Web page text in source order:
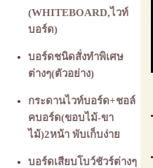
(WHITEBOARD,ไวท์
บอร์ด)
บอร์ดชนิดสั่งทำพิเศษ
ต่างๆ(ตัวอย่าง)
กระดานไวท์บอร์ด+ชอล์
คบอร์ด(ขอบไม้-ขา
ไม้)2หน้า พับเก็บง่าย
บอร์ดเสียบโบว์ชัวร์ต่างๆ